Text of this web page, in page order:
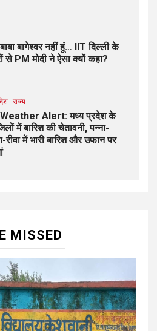
बागेश्वर नहीं हूं… IIT दिल्ली के
से PM मोदी ने ऐसा क्यों कहा?
राज्य
Alert: मध्य प्रदेश के
में बारिश की चेतावनी, पन्ना-
रीवा में भारी बारिश और उफान पर
MISSED